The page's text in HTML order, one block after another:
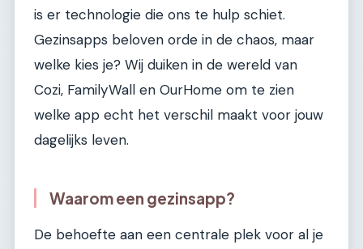
is er technologie die ons te hulp schiet.
Gezinsapps beloven orde in de chaos, maar
welke kies je? Wij duiken in de wereld van
Cozi, FamilyWall en OurHome om te zien
welke app echt het verschil maakt voor jouw
dagelijks leven.
Waarom een gezinsapp?
De behoefte aan een centrale plek voor al je